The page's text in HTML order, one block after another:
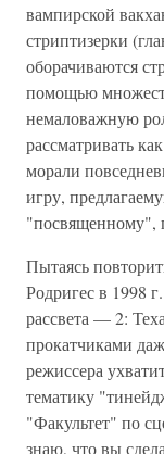
вампирской
стриптизерки
оборачиваются
помощью
немаловажную
рассматривать
морали
игру,
"посвященному",
Пытаясь
Родригес в 1998
рассвета — 2:
прокатчиками
режиссера
тематику
"Факультет" по
знаю, что вы